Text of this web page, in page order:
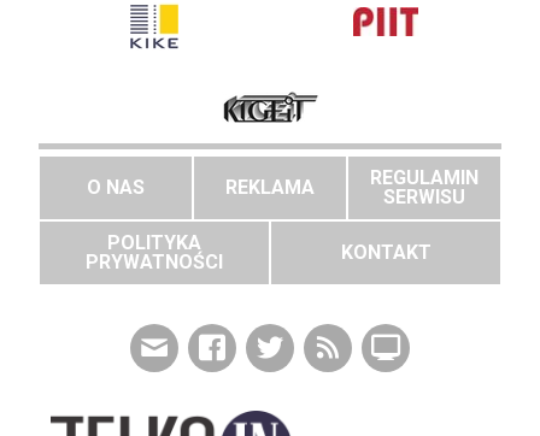
O NAS REKLAMA
REGULAMIN
SERWISU
POLITYKA
PRYWATNOŚCI
KONTAKT